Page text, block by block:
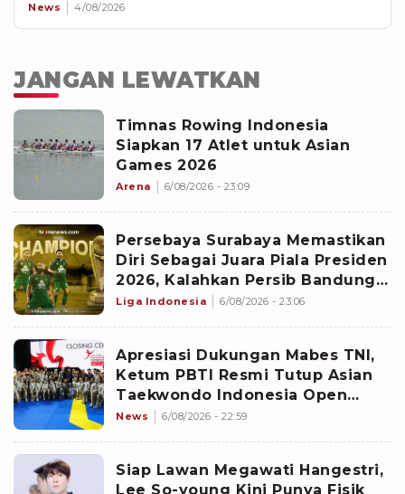
News 4/08/2026
JANGAN LEWATKAN
Timnas Rowing Indonesia
Siapkan 17 Atlet untuk Asian
Games 2026
Arena 6/08/2026 - 23:09
Persebaya Surabaya Memastikan
Diri Sebagai Juara Piala Presiden
2026, Kalahkan Persib Bandung
Lewat Adu Penalti
Liga Indonesia 6/08/2026 - 23:06
Apresiasi Dukungan Mabes TNI,
Ketum PBTI Resmi Tutup Asian
Taekwondo Indonesia Open
Championships 2026
News 6/08/2026 - 22:59
Siap Lawan Megawati Hangestri,
Lee So-young Kini Punya Fisik